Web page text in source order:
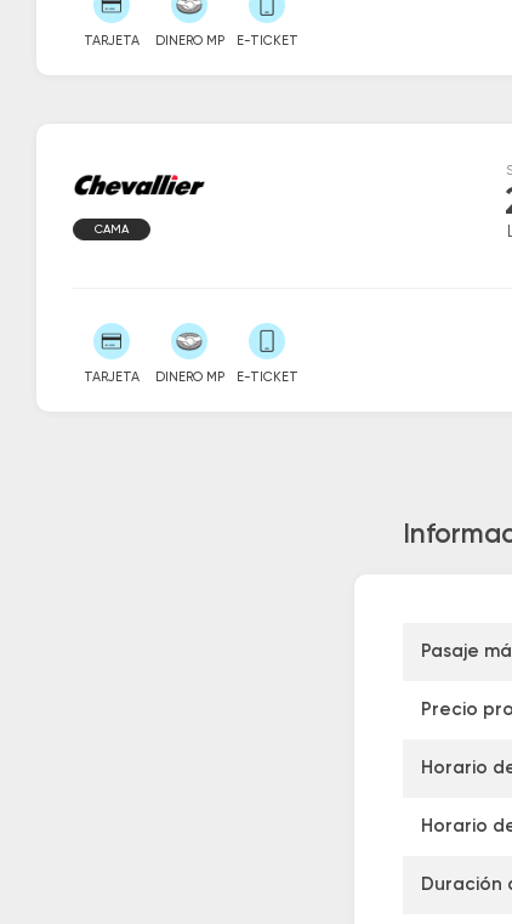
TARJETA DINERO MP E-TICKET
CAMA
TARJETA DINERO MP E-TICKET
Pasaje
Precio
Horario
Horario
Duración